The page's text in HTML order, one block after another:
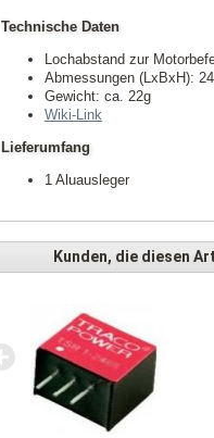
Technische Daten
Lochabstand zur
Abmessungen (LxBxH):
Gewicht: ca. 22g
Wiki-Link
Lieferumfang
1 Aluausleger
Kunden, die diesen